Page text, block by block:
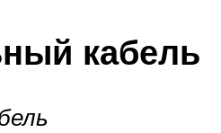
кабель